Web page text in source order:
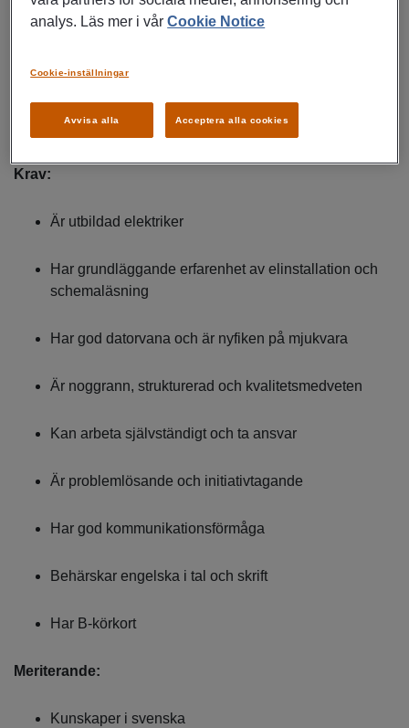
Samarbete med utvecklingsavdelningen för nya
produkter
Lagerarbete, plock och inleverans
Rapportering i affärssystem
Krav:
Är utbildad elektriker
Har grundläggande erfarenhet av elinstallation och
schemaläsning
Har god datorvana och är nyfiken på mjukvara
Är noggrann, strukturerad och kvalitetsmedveten
Kan arbeta självständigt och ta ansvar
Är problemlösande och initiativtagande
Har god kommunikationsförmåga
Behärskar engelska i tal och skrift
Har B-körkort
Meriterande:
Kunskaper i svenska
analys. Läs mer i vårCookie Notice
Avvisa alla Acceptera alla cookies
Cookie-inställningar